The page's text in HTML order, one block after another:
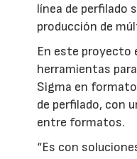
línea de perfilado
producción de
En este proyecto
herramientas
Sigma en
de perfilado, con
entre formatos.
“Es con